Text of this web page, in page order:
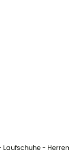
Laufschuhe - Herren